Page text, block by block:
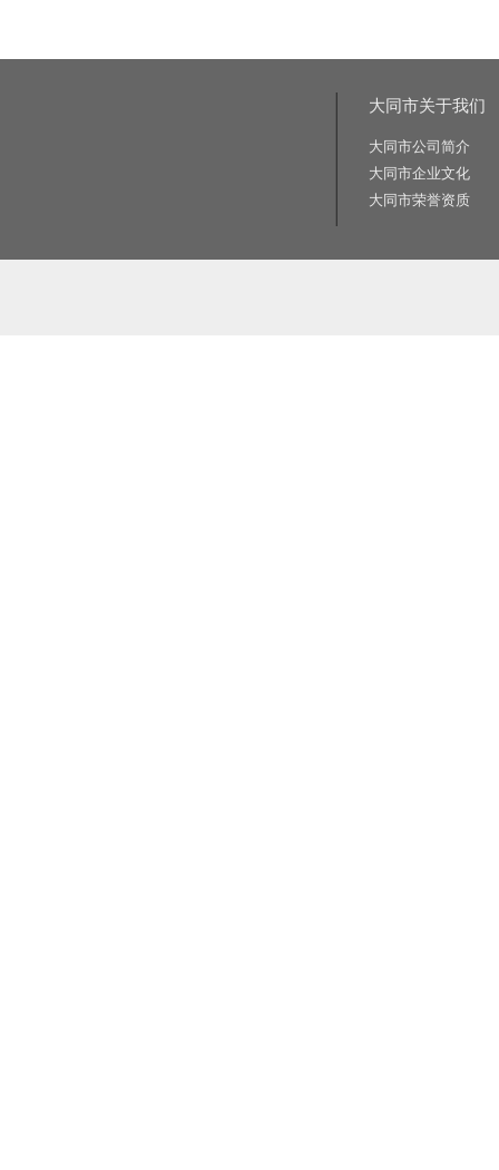
大同市关于我们
大同市公司简介
大同市企业文化
大同市荣誉资质